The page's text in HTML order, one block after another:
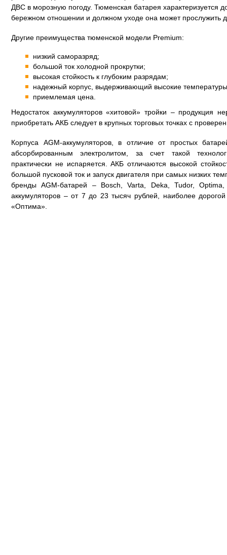
ДВС в морозную погоду. Тюменская батарея характеризуется
бережном отношении и должном уходе она может прослужить
Другие преимущества тюменской модели Premium:
низкий саморазряд;
большой ток холодной прокрутки;
высокая стойкость к глубоким разрядам;
надежный корпус, выдерживающий высокие
приемлемая цена.
Недостаток аккумуляторов «хитовой» тройки – продукция
приобретать АКБ следует в крупных торговых точках с
Корпуса AGM-аккумуляторов, в отличие от простых
абсорбированным электролитом, за счет такой
практически не испаряется. АКБ отличаются высокой
большой пусковой ток и запуск двигателя при самых низких
бренды AGM-батарей – Bosch, Varta, Deka, Tudor, Optima,
аккумуляторов – от 7 до 23 тысяч рублей, наиболее
«Оптима».